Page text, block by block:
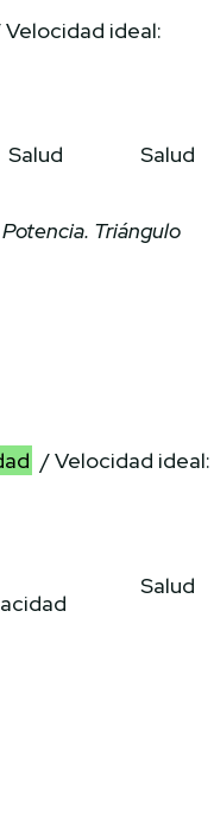
ideal:
Salud Salud
Triángulo
/ Velocidad ideal:
Salud